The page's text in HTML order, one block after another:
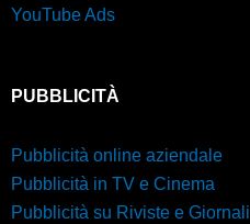
YouTube Ads
PUBBLICITÀ
Pubblicità online aziendale
Pubblicità in TV e Cinema
Pubblicità su Riviste e Giornali